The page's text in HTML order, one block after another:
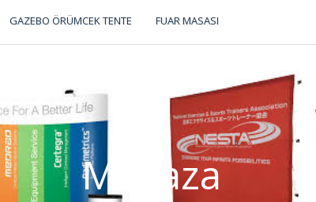
GAZEBO ÖRÜMCEK TENTE FUAR MASASI
Mağaza